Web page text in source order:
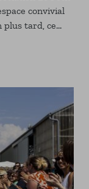
convivial
plus tard, ce